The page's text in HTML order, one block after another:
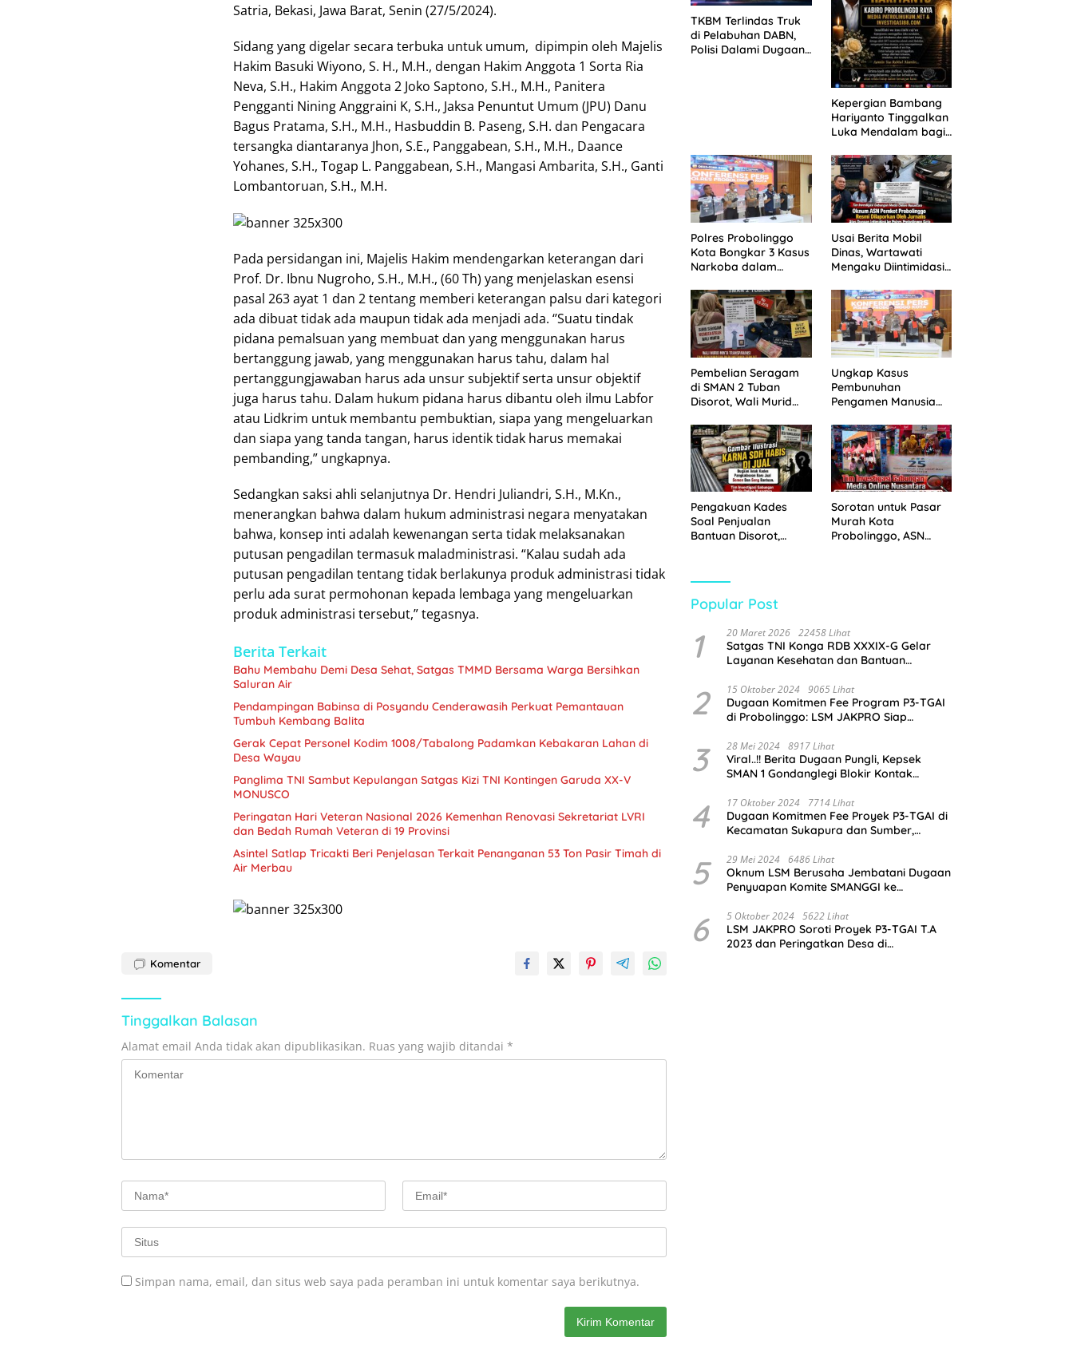
Satria, Bekasi, Jawa Barat, Senin (27/5/2024).
Sidang yang digelar secara terbuka untuk umum, dipimpin oleh Majelis
Hakim Basuki Wiyono, S. H., M.H., dengan Hakim Anggota 1 Sorta Ria
Neva, S.H., Hakim Anggota 2 Joko Saptono, S.H., M.H., Panitera
Pengganti Nining Anggraini K, S.H., Jaksa Penuntut Umum (JPU) Danu
Bagus Pratama, S.H., M.H., Hasbuddin B. Paseng, S.H. dan Pengacara
tersangka diantaranya Jhon, S.E., Panggabean, S.H., M.H., Daance
Yohanes, S.H., Togap L. Panggabean, S.H., Mangasi Ambarita, S.H., Ganti
Lombantoruan, S.H., M.H.
Pada persidangan ini, Majelis Hakim mendengarkan keterangan dari
Prof. Dr. Ibnu Nugroho, S.H., M.H., (60 Th) yang menjelaskan esensi
pasal 263 ayat 1 dan 2 tentang memberi keterangan palsu dari kategori
ada dibuat tidak ada maupun tidak ada menjadi ada. ‘’Suatu tindak
pidana pemalsuan yang membuat dan yang menggunakan harus
bertanggung jawab, yang menggunakan harus tahu, dalam hal
pertanggungjawaban harus ada unsur subjektif serta unsur objektif
juga harus tahu. Dalam hukum pidana harus dibantu oleh ilmu Labfor
atau Lidkrim untuk membantu pembuktian, siapa yang mengeluarkan
dan siapa yang tanda tangan, harus identik tidak harus memakai
pembanding,” ungkapnya.
Sedangkan saksi ahli selanjutnya Dr. Hendri Juliandri, S.H., M.Kn.,
menerangkan bahwa dalam hukum administrasi negara menyatakan
bahwa, konsep inti adalah kewenangan serta tidak melaksanakan
putusan pengadilan termasuk maladministrasi. “Kalau sudah ada
putusan pengadilan tentang tidak berlakunya produk administrasi tidak
perlu ada surat permohonan kepada lembaga yang mengeluarkan
produk administrasi tersebut,” tegasnya.
Berita Terkait
Bahu Membahu Demi Desa Sehat, Satgas TMMD Bersama Warga Bersihkan
Saluran Air
Pendampingan Babinsa di Posyandu Cenderawasih Perkuat Pemantauan
Tumbuh Kembang Balita
Gerak Cepat Personel Kodim 1008/Tabalong Padamkan Kebakaran Lahan di
Desa Wayau
Panglima TNI Sambut Kepulangan Satgas Kizi TNI Kontingen Garuda XX-V
MONUSCO
Peringatan Hari Veteran Nasional 2026 Kemenhan Renovasi Sekretariat LVRI
dan Bedah Rumah Veteran di 19 Provinsi
Asintel Satlap Tricakti Beri Penjelasan Terkait Penanganan 53 Ton Pasir Timah di
Air Merbau
Komentar
Tinggalkan Balasan
Alamat email Anda tidak akan dipublikasikan. Ruas yang wajib ditandai *
Simpan nama, email, dan situs web saya pada peramban ini untuk komentar saya berikutnya.
TKBM Terlindas Truk
di Pelabuhan DABN,
Polisi Dalami Dugaan
Kepergian Bambang
Hariyanto Tinggalkan
Luka Mendalam bagi
Patrolihukum.net
Polres Probolinggo
Kota Bongkar 3 Kasus
Narkoba dalam
Sabu Disita
Usai Berita Mobil
Dinas, Wartawati
Mengaku Diintimidasi
Pemkot Probolinggo
dan Tempuh Jalur
Hukum
Pembelian Seragam
di SMAN 2 Tuban
Disorot, Wali Murid
Rp1,6 Juta
Ungkap Kasus
Pembunuhan
Pengamen Manusia
Probolinggo Kota
Tangkap Dua Pelaku
Pengakuan Kades
Soal Penjualan
Bantuan Disorot,
Sorotan untuk Pasar
Murah Kota
Probolinggo, ASN
Popular Post
1 20 Maret 2026 22458 Lihat
Satgas TNI Konga RDB XXXIX-G Gelar
Layanan Kesehatan dan Bantuan
2 15 Oktober 2024 9065 Lihat
Dugaan Komitmen Fee Program P3-TGAI
di Probolinggo: LSM JAKPRO Siap
3 28 Mei 2024 8917 Lihat
Viral..!! Berita Dugaan Pungli, Kepsek
SMAN 1 Gondanglegi Blokir Kontak
4 17 Oktober 2024 7714 Lihat
Dugaan Komitmen Fee Proyek P3-TGAI di
Kecamatan Sukapura dan Sumber,
Sikap
5 29 Mei 2024 6486 Lihat
Oknum LSM Berusaha Jembatani Dugaan
Penyuapan Komite SMANGGI ke
Juta
6 5 Oktober 2024 5622 Lihat
LSM JAKPRO Soroti Proyek P3-TGAI T.A
2023 dan Peringatkan Desa di